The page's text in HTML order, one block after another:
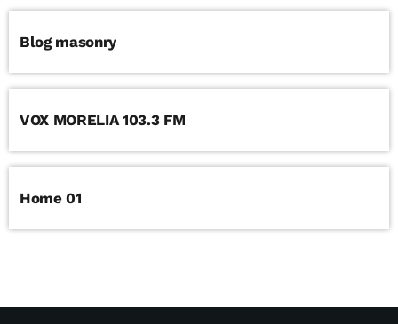
Blog masonry
VOX MORELIA 103.3 FM
Home 01